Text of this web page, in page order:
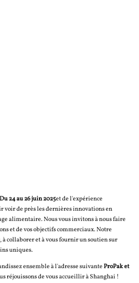
Du 24 au 26 juin 2025et de l'expérience
voir de près les dernières innovations en
alimentaire. Nous vous invitons à nous faire
et de vos objectifs commerciaux. Notre
à collaborer et à vous fournir un soutien sur
uniques.
ensemble à l'adresse suivanteProPak et
réjouissons de vous accueillir à Shanghai !